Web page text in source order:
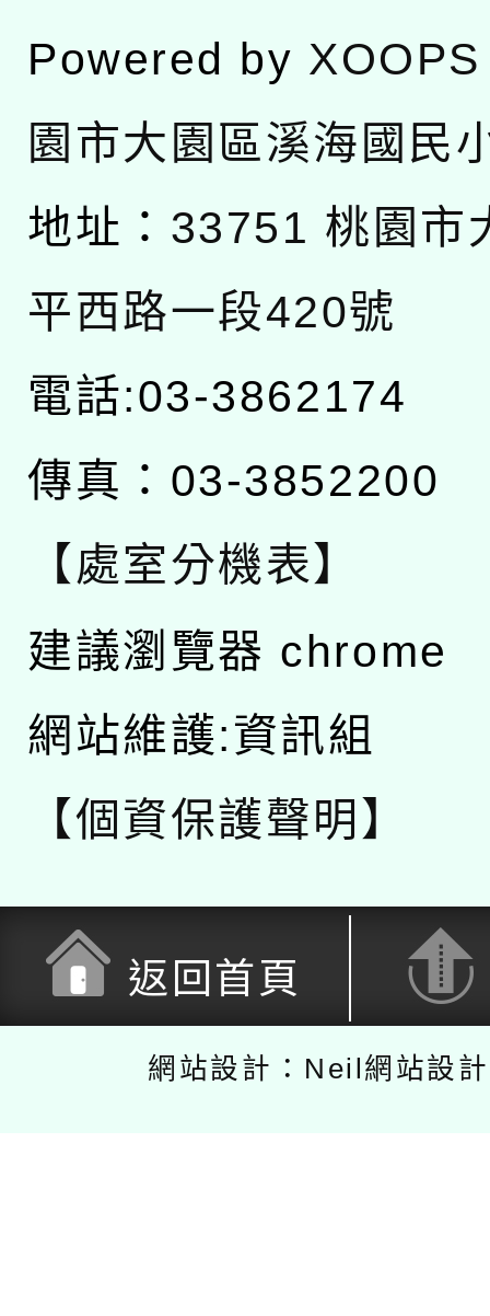
Powered by XOOPS
園市大園區溪海國民
地址： 33751 桃園市
平西路一段420號
電話:03-3862174
傳真：03-3852200
【處室分機表】
建議瀏覽器 chrome
網站維護:資訊組
【個資保護聲明】
返回首頁
網站設計：Neil網站設